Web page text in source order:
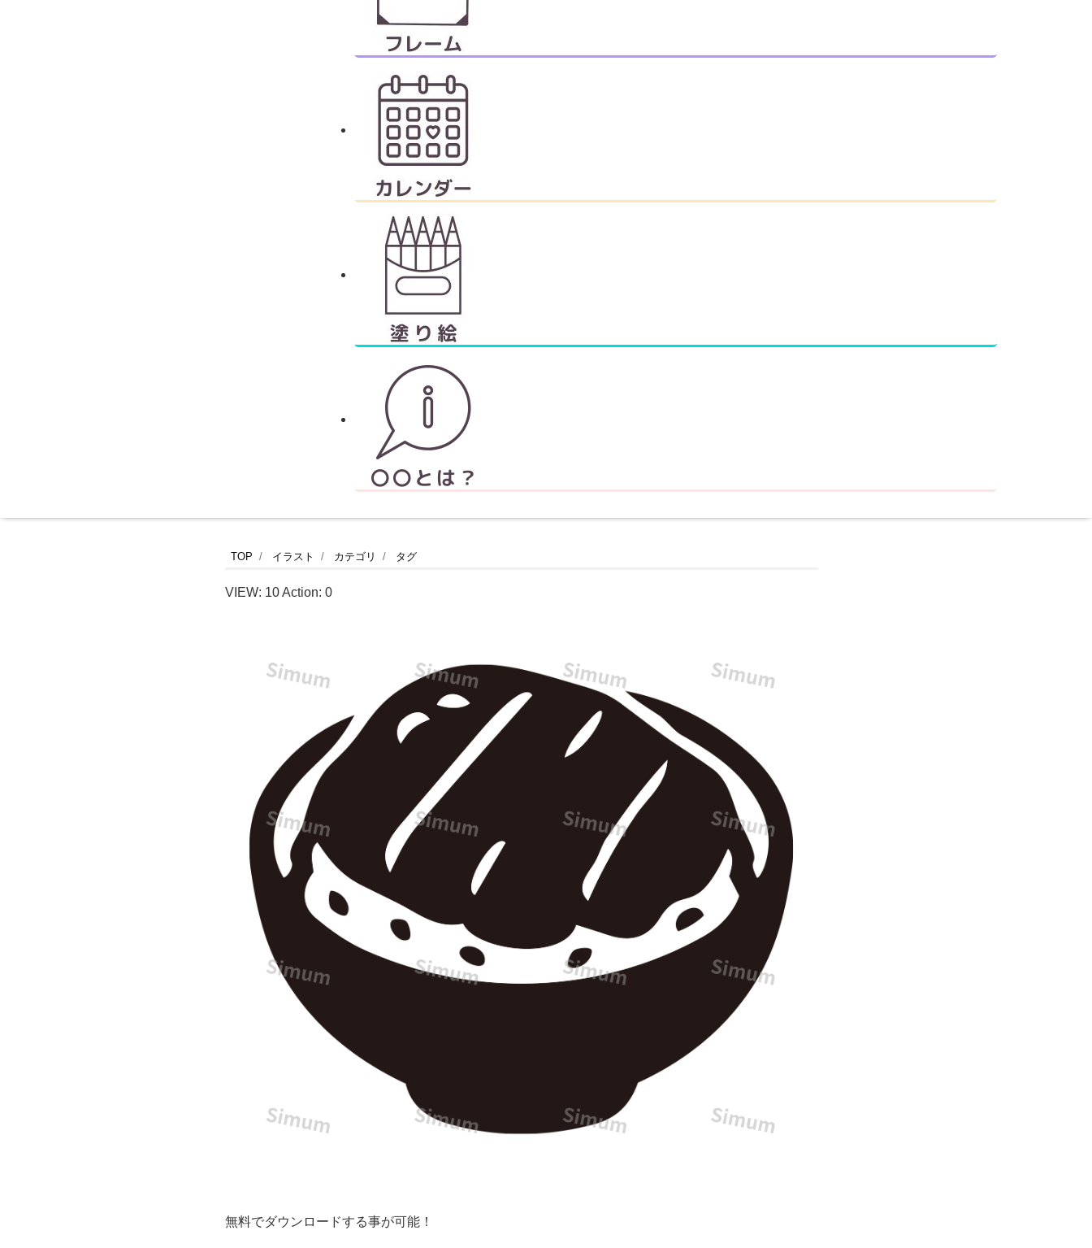
か
つ
い
た
シ
ン
シ
TOP イラスト カテゴリ タグ
VIEW: 10Action: 0
無料でダウンロードする事が可能！